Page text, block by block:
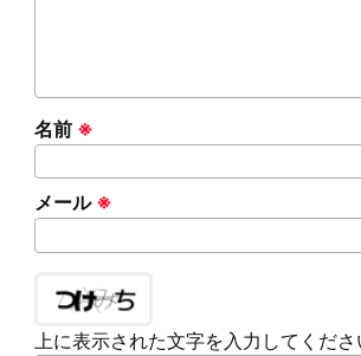
名前 ※
メール ※
上に表示された文字を入力してくだ